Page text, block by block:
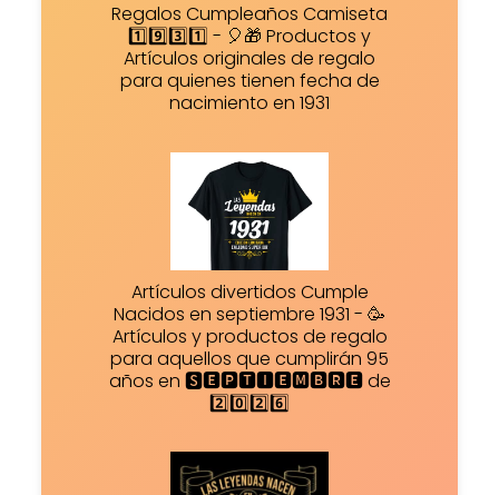
Regalos Cumpleaños Camiseta
1️⃣9️⃣3️⃣1️⃣ - 🎈🎁 Productos y
Artículos originales de regalo
para quienes tienen fecha de
nacimiento en 1931
Artículos divertidos Cumple
Nacidos en septiembre 1931 - 🥳
Artículos y productos de regalo
para aquellos que cumplirán 95
años en 🆂🅴🅿🆃🅸🅴🅼🅱🆁🅴 de
2️⃣0️⃣2️⃣6️⃣